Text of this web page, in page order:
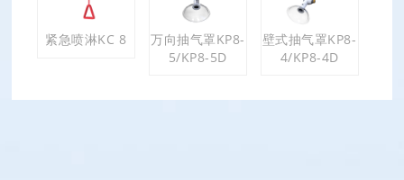
紧急喷淋KC 8
万向抽气罩KP8-
5/KP8-5D
壁式抽气罩KP8-
4/KP8-4D